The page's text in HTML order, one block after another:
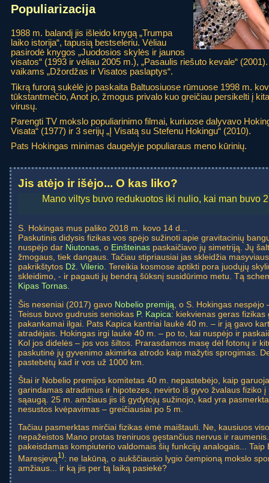
Populiarizacija
1988 m. balandį jis išleido knygą „Trumpa
laiko istorija“, tapusią bestseleriu. Vėliau
pasirodė knygos „Juodosios skylės ir jaunos
visatos“ (1993 ir vėliau 2005 m.), „Pasaulis riešuto kevale“
vaikams „Džordžas ir Visatos paslaptys“.
Tikrą furorą sukėlė jo paskaita Baltuosiuose rūmuose 1998 m.
tūkstantmečio, Anot jo, žmogus privalo kuo greičiau persikelti į
virusų.
Parengti TV mokslo populiarinimo filmai, kuriuose dalyvavo
Visata“ (1977) ir 3 serijų „Į Visatą su Stefenu Hokingu“ (2010).
Pats Hokingas minimas daugelyje populiaraus meno kūrinių.
Jis atėjo ir išėjo... O kas liko?
Mano viltys buvo redukuotos iki nulio, kai man buvo
S. Hokingas mus paliko 2018 m. kovo 14 d...
Paskutinis didysis fizikas vos spėjo sužinoti apie gravitacinių
nuspėjo dar Niutonas, o Einšteinas paskaičiavo jų simetriją. Jų
žmogaus, tiek dangaus. Tačiau stipriausiai jas skleidžia
pakrikštytos Dž. Vilerio. Tereikia kosmose aptikti pora juodųjų
skleidimo, - ir pagauti jų bendrą šūksnį susidūrimo metu. Tą
Kipas Tornas.
Šis neseniai (2017) gavo Nobelio premiją , o S. Hokingas
Teisus buvo gudrusis seniokas P. Kapica: kiekvienas geras
pakankamai ilgai. Pats Kapica kantriai laukė 40 m. – ir ją gavo
atradėjais. Hokingas irgi laukė 40 m. – po to, kai nuspėjo ir
Kol jos didelės – jos vos šiltos. Prarasdamos masę dėl fotonų ir
paskutinė jų gyvenimo akimirka atrodo kaip mažytis sprogimas.
pastebėtų kad ir vos už 1000 km.
Štai ir Nobelio premijos komitetas 40 m. nepastebėjo, kaip
garindamas atradimus ir hipotezes, nevirto iš gyvo žvalaus fiziko
sąaugą. 25 m. amžiaus jis iš gydytojų sužinojo, kad yra
nesustos kvėpavimas – greičiausiai po 5 m.
Tačiau pasmerktas mirčiai fizikas ėmė maištauti. Ne, kausiuos
nepažeistos Mano protas treniruos gęstančius nervus ir
pakeisdamas kompiuterio valdomais šių funkcijų analogais... Taip
Maresjevą1): ne lakūną, o aukščiausio lygio čempioną mokslo
amžiaus... ir ką jis per tą laiką pasiekė?